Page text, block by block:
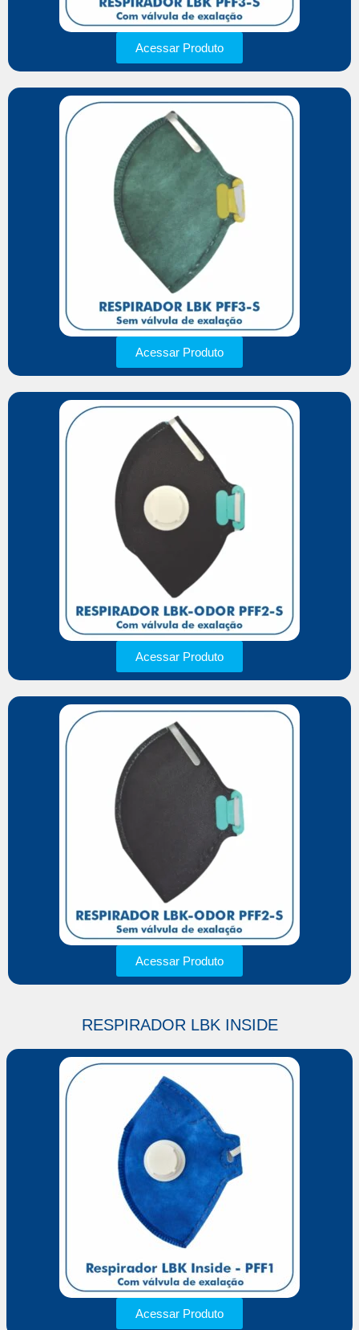
Acessar Produto
Acessar Produto
Acessar Produto
Acessar Produto
RESPIRADOR LBK INSIDE
Acessar Produto